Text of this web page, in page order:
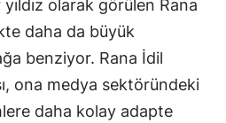
olarak görülen Rana
daha da büyük
benziyor. Rana İdil
ona medya sektöründeki
daha kolay adapte